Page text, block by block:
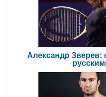
Александр Зверев: